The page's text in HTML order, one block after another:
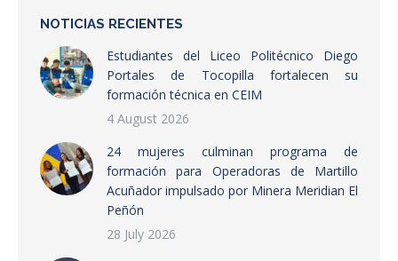
NOTICIAS RECIENTES
Estudiantes del Liceo Politécnico Diego
Portales de Tocopilla fortalecen su
formación técnica en CEIM
4 August 2026
24 mujeres culminan programa de
formación para Operadoras de Martillo
Acuñador impulsado por Minera Meridian El
Peñón
28 July 2026